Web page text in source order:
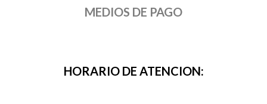
MEDIOS DE PAGO
HORARIO DE ATENCION: